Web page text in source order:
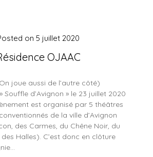
OJAAC
on 5 juillet 2020
joue aussi de l’autre côté)
d’Avignon » le 23 juillet 2020
est organisé par 5 théâtres
de la ville d’Avignon
des Carmes, du Chêne Noir, du
Halles). C’est donc en clôture